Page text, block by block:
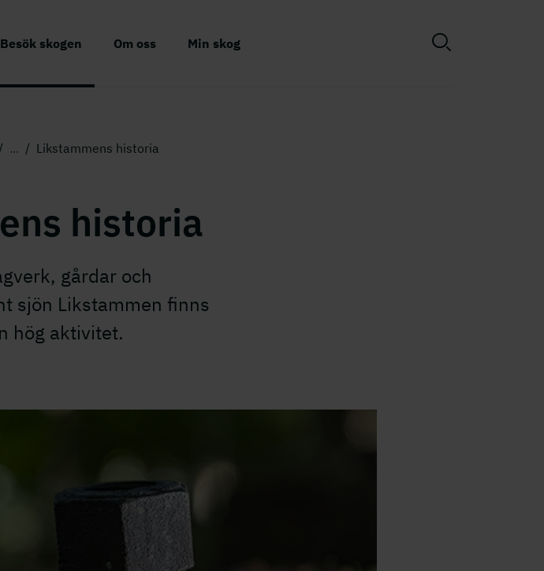
Besök skogen Om oss Min skog
/ ... / Likstammens historia
historia
gårdar och
sjön Likstammen finns
hög aktivitet.